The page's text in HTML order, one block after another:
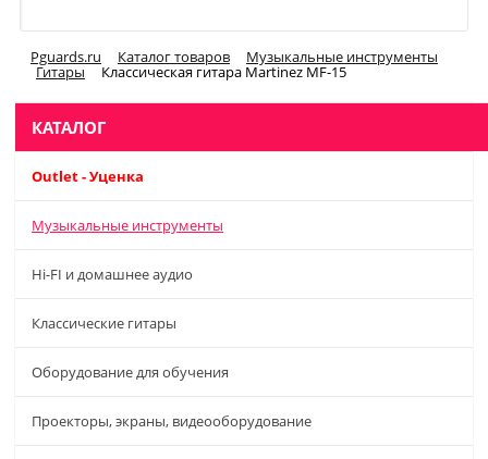
Pguards.ru Каталог товаров Музыкальные инструменты
Гитары Классическая гитара Martinez MF-15
КАТАЛОГ
Outlet - Уценка
Музыкальные инструменты
Hi-FI и домашнее аудио
Классические гитары
Оборудование для обучения
Проекторы, экраны, видеооборудование